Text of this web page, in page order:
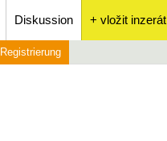
Diskussion + vložit inzerát